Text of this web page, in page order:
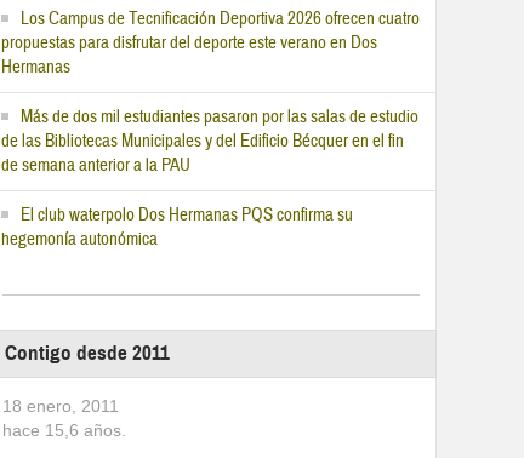
Los Campus de Tecnificación Deportiva 2026 ofrecen cuatro
propuestas para disfrutar del deporte este verano en Dos
Hermanas
Más de dos mil estudiantes pasaron por las salas de estudio
de las Bibliotecas Municipales y del Edificio Bécquer en el fin
de semana anterior a la PAU
El club waterpolo Dos Hermanas PQS confirma su
hegemonía autonómica
Contigo desde 2011
18 enero, 2011
hace 15,6 años.